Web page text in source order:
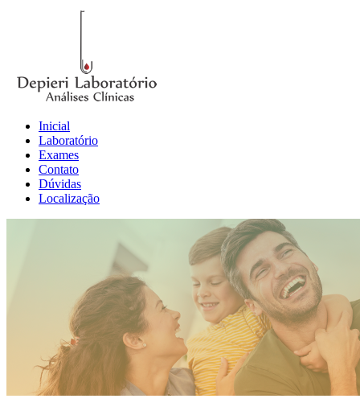
Inicial
Laboratório
Exames
Contato
Dúvidas
Localização